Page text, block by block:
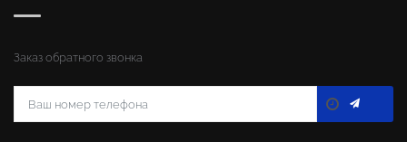
Заказ обратного звонка